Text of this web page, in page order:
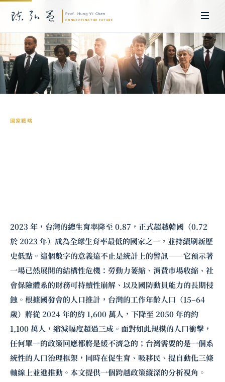
國家戰略
2023 年，台灣的總生育率降至 0.87，正式超越韓國（0.72
於 2023 年）成為全球生育率最低的國家之一，並持續刷新歷
史低點。這個數字的意義遠不止是統計上的警訊——它預示著
一場已然展開的結構性危機：勞動力萎縮、消費市場收縮、社
會保險體系的財務可持續性崩解、以及國防動員能力的長期侵
蝕。根據國發會的人口推計，台灣的工作年齡人口（15–64
歲）將從 2024 年的約 1,600 萬人，下降至 2050 年的約
1,100 萬人，縮減幅度超過三成。面對如此規模的人口衝擊，
任何單一的政策回應都將是緩不濟急的；台灣需要的是一個系
統性的人口治理框架，同時在促生育、吸移民、提自動化三條
軸線上並進推動。本文提供一個跨越政策縱深的分析視角。